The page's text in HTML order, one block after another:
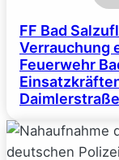
FF Bad
Verrauchung
Feuerwehr